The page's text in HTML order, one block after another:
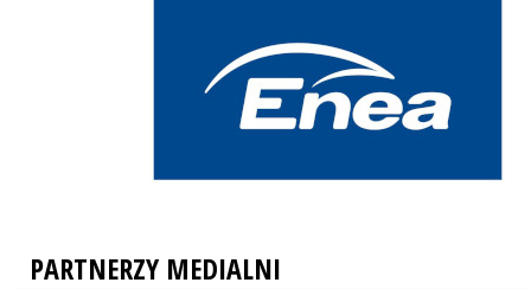
PARTNERZY MEDIALNI